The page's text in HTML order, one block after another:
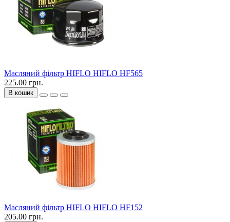
Масляний фільтр HIFLO HIFLO HF565
225.00 грн.
В кошик
Масляний фільтр HIFLO HIFLO HF152
205.00 грн.